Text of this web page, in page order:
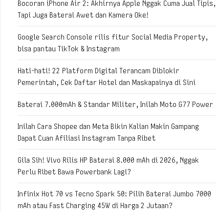
Bocoran iPhone Air 2: Akhirnya Apple Nggak Cuma Jual Tipis,
Tapi Juga Baterai Awet dan Kamera Oke!
Google Search Console rilis fitur Social Media Property,
bisa pantau TikTok & Instagram
Hati-hati! 22 Platform Digital Terancam Diblokir
Pemerintah, Cek Daftar Hotel dan Maskapainya di Sini
Baterai 7.000mAh & Standar Militer, Inilah Moto G77 Power
Inilah Cara Shopee dan Meta Bikin Kalian Makin Gampang
Dapat Cuan Afiliasi Instagram Tanpa Ribet
Gila Sih! Vivo Rilis HP Baterai 8.000 mAh di 2026, Nggak
Perlu Ribet Bawa Powerbank Lagi?
Infinix Hot 70 vs Tecno Spark 50: Pilih Baterai Jumbo 7000
mAh atau Fast Charging 45W di Harga 2 Jutaan?